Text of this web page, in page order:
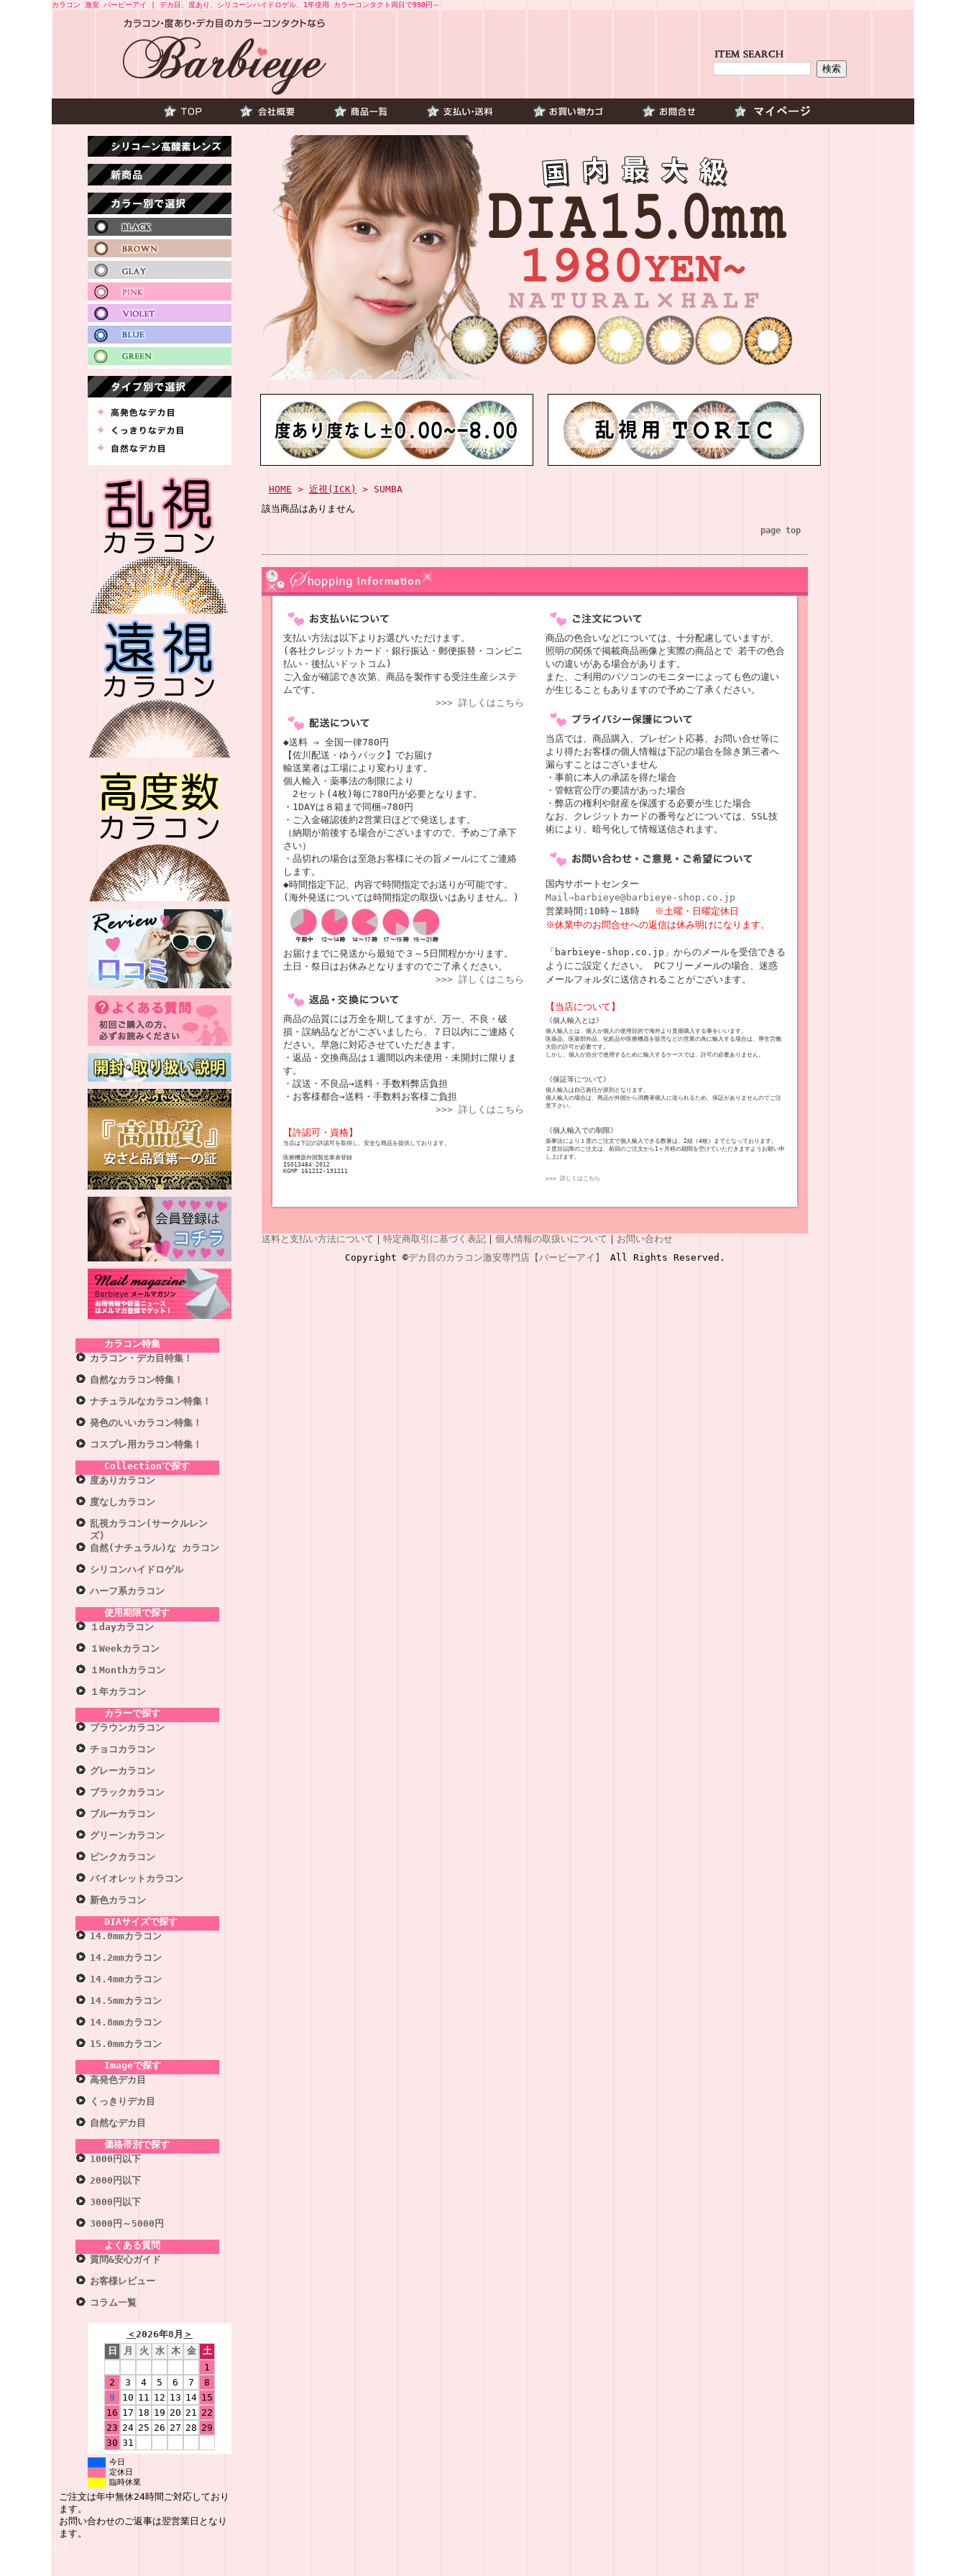
カラコン 激安 バービーアイ | デカ目、度あり、シリコーンハイドロゲル、1年使用 カラーコンタクト両目で990円～
カラコン特集
カラコン・デカ目特集！
自然なカラコン特集！
ナチュラルなカラコン特集！
発色のいいカラコン特集！
コスプレ用カラコン特集！
Collectionで探す
度ありカラコン
度なしカラコン
乱視カラコン(サークルレン
ズ)
自然(ナチュラル)な カラコン
シリコンハイドロゲル
ハーフ系カラコン
使用期限で探す
１dayカラコン
１Weekカラコン
１Monthカラコン
１年カラコン
カラーで探す
ブラウンカラコン
チョコカラコン
グレーカラコン
ブラックカラコン
ブルーカラコン
グリーンカラコン
ピンクカラコン
バイオレットカラコン
新色カラコン
DIAサイズで探す
14.0mmカラコン
14.2mmカラコン
14.4mmカラコン
14.5mmカラコン
14.8mmカラコン
15.0mmカラコン
Imageで探す
高発色デカ目
くっきりデカ目
自然なデカ目
価格帯別で探す
1000円以下
2000円以下
3000円以下
3000円～5000円
よくある質問
質問&安心ガイド
お客様レビュー
コラム一覧
＜2026年8月 ＞
日
月 火 水 木 金
土
1
2
3 4 5 6 7
8
9
10 11 12 13 14 15
16 17 18 19 20 21 22
23 24 25 26 27 28 29
30 31
今日
定休日
臨時休業
ご注文は年中無休24時間ご対応しており
ます。
お問い合わせのご返事は翌営業日となり
ます。
HOME > 近視(ICK)
> SUMBA
該当商品はありません
page top
支払い方法は以下よりお選びいただけます。
(各社クレジットカード・銀行振込・郵便振替・コンビニ
払い・後払いドットコム)
ご入金が確認でき次第、商品を製作する受注生産システ
ムです。
>>> 詳しくはこちら
◆送料 ⇒ 全国一律780円
【佐川配送・ゆうパック】でお届け
輸送業者は工場により変わります。
個人輸入・薬事法の制限により
2セット(4枚)毎に780円が必要となります。
・1DAYは８箱まで同梱⇒780円
・ご入金確認後約2営業日ほどで発送します。
（納期が前後する場合がございますので、予めご了承下
さい）
・品切れの場合は至急お客様にその旨メールにてご連絡
します。
◆時間指定下記、内容で時間指定でお送りが可能です。
(海外発送については時間指定の取扱いはありません。)
お届けまでに発送から最短で３～5日間程かかります。
土日・祭日はお休みとなりますのでご了承ください。
>>> 詳しくはこちら
商品の品質には万全を期してますが、万一、不良・破
損・誤納品などがございましたら、７日以内にご連絡く
ださい。早急に対応させていただきます。
・返品・交換商品は１週間以内未使用・未開封に限りま
す。
・誤送・不良品→送料・手数料弊店負担
・お客様都合→送料・手数料お客様ご負担
>>> 詳しくはこちら
【許認可・資格】
当店は下記の許認可を取得し、安全な商品を提供しております。
医療機器外国製造業者登録
ISO13484:2012
KGMP 161212-191211
商品の色合いなどについては、十分配慮していますが、
照明の関係で掲載商品画像と実際の商品とで 若干の色合
いの違いがある場合があります。
また、ご利用のパソコンのモニターによっても色の違い
が生じることもありますので予めご了承ください。
当店では、商品購入、プレゼント応募、お問い合せ等に
より得たお客様の個人情報は下記の場合を除き第三者へ
漏らすことはございません
・事前に本人の承諾を得た場合
・管轄官公庁の要請があった場合
・弊店の権利や財産を保護する必要が生じた場合
なお、クレジットカードの番号などについては、SSL技
術により、暗号化して情報送信されます。
国内サポートセンター
Mail⇒barbieye@barbieye-shop.co.jp
営業時間:10時～18時
※土曜・日曜定休日
※休業中のお問合せへの返信は休み明けになります。
「barbieye-shop.co.jp」からのメールを受信できる
ようにご設定ください。 PCフリーメールの場合、迷惑
メールフォルダに送信されることがございます。
【当店について】
《個人輸入とは》
個人輸入とは、個人が個人の使用目的で海外より直接購入する事をいいます。
医薬品、医薬部外品、化粧品や医療機器を販売などの営業の為に輸入する場合は、厚生労働
大臣の許可が必要です。
しかし、個人が自分で使用するために輸入するケースでは、許可の必要ありません。
《保証等について》
個人輸入は自己責任が原則となります。
個人輸入の場合は、商品が外国から消費者個人に送られるため、保証がありませんのでご注
意下さい。
《個人輸入での制限》
薬事法により１度のご注文で個人輸入できる数量は、2組（4枚）までとなっております。
２度目以降のご注文は、前回のご注文から1ヶ月程の期間を空けていただきますようお願い申
し上げます。
>>> 詳しくはこちら
送料と支払い方法について ｜ 特定商取引に基づく表記 ｜ 個人情報の取扱いについて ｜ お問い合わせ
Copyright ©デカ目のカラコン激安専門店【バービーアイ】 All Rights Reserved.